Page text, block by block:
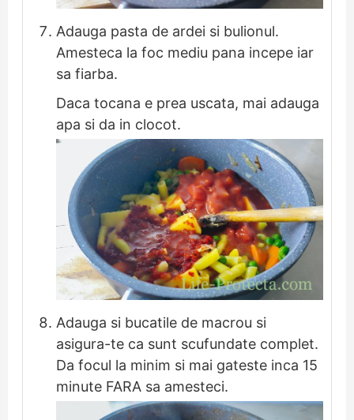
Adauga pasta de ardei si bulionul.
Amesteca la foc mediu pana incepe iar
sa fiarba.
Daca tocana e prea uscata, mai adauga
apa si da in clocot.
Adauga si bucatile de macrou si
asigura-te ca sunt scufundate complet.
Da focul la minim si mai gateste inca 15
minute FARA sa amesteci.